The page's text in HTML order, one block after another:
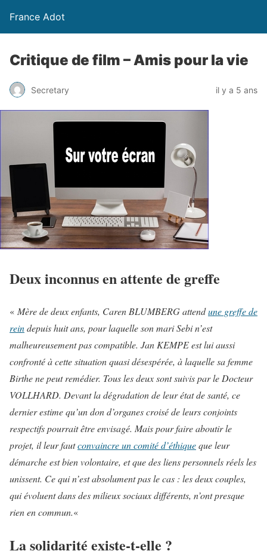
France Adot
Critique de film – Amis pour la vie
Secretary il y a 5 ans
Deux inconnus en attente de greffe
« Mère de deux enfants, Caren BLUMBERG attendune greffe de
reindepuis huit ans, pour laquelle son mari Sebi n’est
malheureusement pas compatible. Jan KEMPE est lui aussi
confronté à cette situation quasi désespérée, à laquelle sa femme
Birthe ne peut remédier. Tous les deux sont suivis par le Docteur
VOLLHARD. Devant la dégradation de leur état de santé, ce
dernier estime qu’un don d’organes croisé de leurs conjoints
respectifs pourrait être envisagé. Mais pour faire aboutir le
projet, il leur fautconvaincre un comité d’éthiqueque leur
démarche est bien volontaire, et que des liens personnels réels les
unissent. Ce qui n’est absolument pas le cas : les deux couples,
qui évoluent dans des milieux sociaux différents, n’ont presque
rien en commun.«
La solidarité existe-t-elle ?